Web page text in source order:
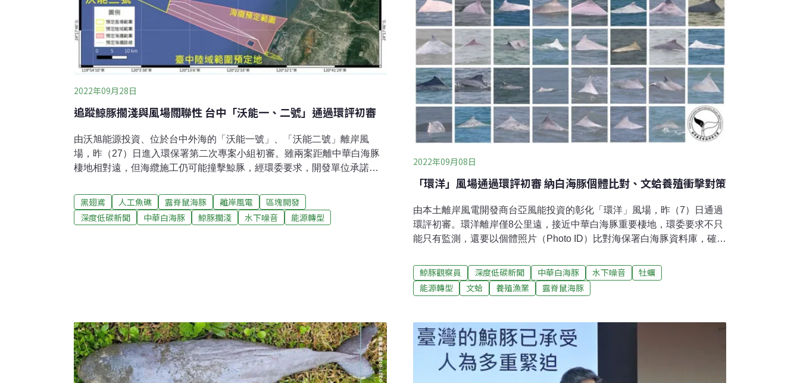
2022年09月28日
追蹤鯨豚擱淺與風場關聯性 台中「沃能一、二號」通過環評初審
由沃旭能源投資、位於台中外海的「沃能一號」、「沃能二號」離岸風
場，昨（27）日進入環保署第二次專案小組初審。雖兩案距離中華白海豚
棲地相對遠，但海纜施工仍可能撞擊鯨豚，經環委要求，開發單位承諾在
「區塊開發」階段中最低的船速限值。針對民間十分關注的露脊鼠海豚擱
淺問題，開發單位則表示該物種擱淺與風場開發並無直接關聯，認為現在
的水下噪音限值已經具有一定保護力，並承諾會持續追蹤露脊鼠海豚擱淺
黑翅鳶 人工魚礁 露脊鼠海豚 離岸風電
區塊開發
深度低碳新聞
中華白海豚 鯨豚擱淺 水下噪音 能源轉型
2022年09月08日
「環洋」風場通過環評初審 納白海豚個體比對、文蛤養殖衝擊對策
由本土離岸風電開發商台亞風能投資的彰化「環洋」風場，昨（7）日通過
環評初審。環洋離岸僅8公里遠，接近中華白海豚重要棲地，環委要求不只
能只有監測，還要以個體照片（Photo ID）比對海保署白海豚資料庫，確認
沿海貝類養殖遭泥沙覆蓋，是否為風機影響所致，環委要求開發單位採取
即時監測確認，並提出預警措施和衝擊減輕對策。近白海豚棲息環境 環委
要求不只是監測 還要看「是哪隻」「環洋」風場位於彰化縣外海，面積約
布設27~42座風機，與6日通過環評初審的「渢佑」範圍重疊，將在選商階
段競爭同一場址。由於環洋風場離岸最近只有8公里，且距離「中華白海豚
重要棲息環境」僅約3公里，環委及民間團體都憂心衝擊白海豚生態和沿海
貝類養殖業。
鯨豚觀察員 深度低碳新聞 中華白海豚 水下噪音
牡蠣
能源轉型
文蛤 養殖漁業 露脊鼠海豚